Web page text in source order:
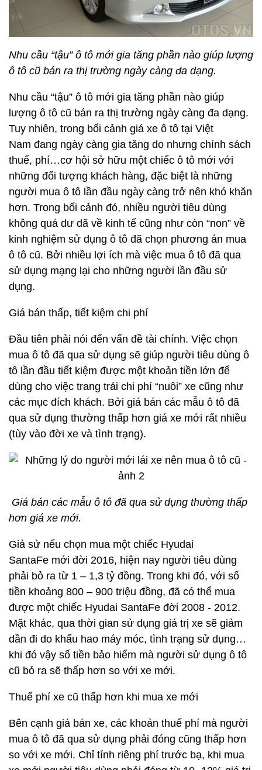
Nhu cầu “tậu” ô tô mới gia tăng phần nào giúp lượng
ô tô cũ bán ra thị trường ngày càng đa dạng.
Nhu cầu “tậu” ô tô mới gia tăng phần nào giúp
lượng ô tô cũ bán ra thị trường ngày càng đa dạng.
Tuy nhiên, trong bối cảnh giá xe ô tô tại Việt
Nam đang ngày càng gia tăng do nhưng chính sách
thuế, phí…cơ hội sở hữu một chiếc ô tô mới với
những đối tượng khách hàng, đặc biệt là những
người mua ô tô lần đầu ngày càng trở nên khó khăn
hơn. Trong bối cảnh đó, nhiều người tiêu dùng
không quá dư dã về kinh tế cũng như còn “non” về
kinh nghiệm sử dụng ô tô đã chọn phương án mua
ô tô cũ. Bởi nhiều lợi ích mà việc mua ô tô đã qua
sử dụng mạng lại cho những người lần đầu sử
dụng.
Giá bán thấp, tiết kiệm chi phí
Đầu tiên phải nói đến vấn đề tài chính. Việc chọn
mua ô tô đã qua sử dụng sẽ giúp người tiêu dùng ô
tô lần đầu tiết kiệm được một khoản tiền lớn để
dùng cho việc trang trải chi phí “nuôi” xe cũng như
các mục đích khách. Bởi giá bán các mẫu ô tô đã
qua sử dụng thường thấp hơn giá xe mới rất nhiều
(tùy vào đời xe và tình trạng).
Giá bán các mẫu ô tô đã qua sử dụng thường thấp
hơn giá xe mới.
Giả sử nếu chọn mua một chiếc Hyudai
SantaFe mới đời 2016, hiện nay người tiêu dùng
phải bỏ ra từ 1 – 1,3 tỷ đồng. Trong khi đó, với số
tiền khoảng 800 – 900 triệu đồng, đã có thể mua
được một chiếc Hyudai SantaFe đời 2008 - 2012.
Mặt khác, qua thời gian sử dụng giá trị xe sẽ giảm
dần đi do khấu hao máy móc, tình trạng sử dụng…
khi đó vậy số tiền bảo hiểm mà người sử dụng ô tô
cũ bỏ ra sẽ thấp hơn so với xe mới.
Thuế phí xe cũ thấp hơn khi mua xe mới
Bên cạnh giá bán xe, các khoản thuế phí mà người
mua ô tô đã qua sử dụng phải đóng cũng thấp hơn
so với xe mới. Chỉ tính riêng phí trước bạ, khi mua